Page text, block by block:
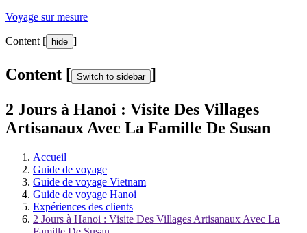
Voyage sur mesure
Content [ hide ]
Content [ Switch to sidebar ]
2 Jours à Hanoi : Visite Des Villages
Artisanaux Avec La Famille De Susan
Accueil
Guide de voyage
Guide de voyage Vietnam
Guide de voyage Hanoi
Expériences des clients
2 Jours à Hanoi : Visite Des Villages Artisanaux Avec La